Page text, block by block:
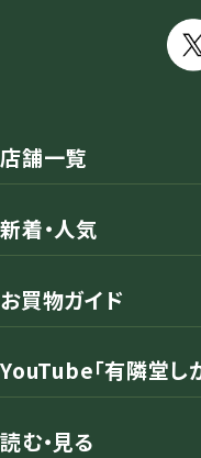
店舗一覧
新着・人気
お買物ガイド
YouTube「有隣堂し
読む・見る